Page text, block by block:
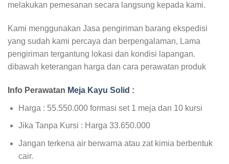
melakukan pemesanan secara langsung kepada kami.
Kami menggunakan Jasa pengiriman barang ekspedisi
yang sudah kami percaya dan berpengalaman, Lama
pengiriman tergantung lokasi dan kondisi lapangan.
dibawah keterangan harga dan cara perawatan produk
Info Perawatan Meja Kayu Solid :
Harga : 55.550.000 formasi set 1 meja dan 10 kursi
Jika Tanpa Kursi : Harga 33.650.000
Jangan terkena air berwarna atau zat kimia berbentuk
cair.